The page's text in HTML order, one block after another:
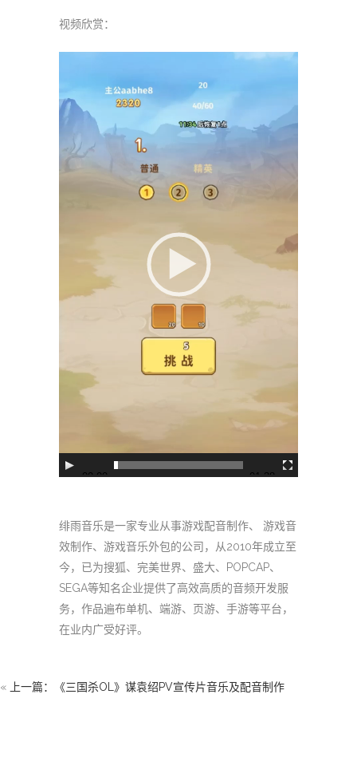
视频欣赏：
播
器
00:00 01:38
绯雨音乐是一家专业从事游戏配音制作、 游戏音
效制作、游戏音乐外包的公司，从2010年成立至
今，已为搜狐、完美世界、盛大、POPCAP、
SEGA等知名企业提供了高效高质的音频开发服
务，作品遍布单机、端游、页游、手游等平台，
在业内广受好评。
« 上一篇：《三国杀OL》谋袁绍PV宣传片音乐及配音制作